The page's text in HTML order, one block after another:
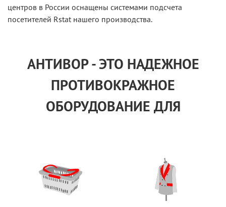
центров в России оснащены системами подсчета
посетителей Rstat нашего производства.
АНТИВОР - ЭТО НАДЕЖНОЕ
ПРОТИВОКРАЖНОЕ
ОБОРУДОВАНИЕ ДЛЯ